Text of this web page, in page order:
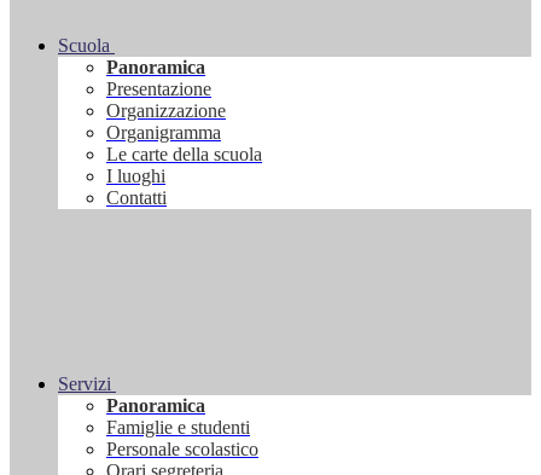
Scuola
Panoramica
Presentazione
Organizzazione
Organigramma
Le carte della scuola
I luoghi
Contatti
Servizi
Panoramica
Famiglie e studenti
Personale scolastico